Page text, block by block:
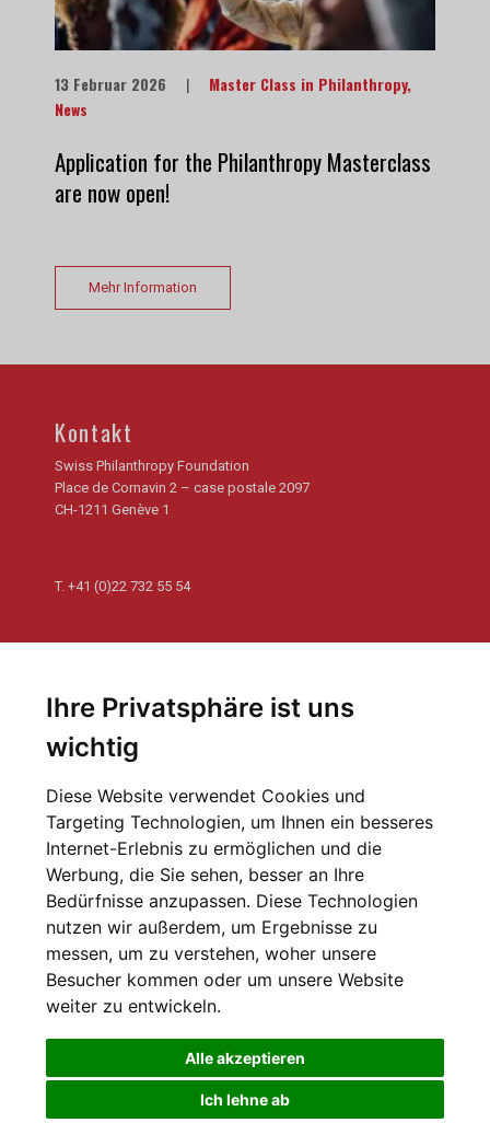
Ihre Privatsphäre ist uns
wichtig
Diese Website verwendet Cookies und
Targeting Technologien, um Ihnen ein besseres
Internet-Erlebnis zu ermöglichen und die
Werbung, die Sie sehen, besser an Ihre
Bedürfnisse anzupassen. Diese Technologien
nutzen wir außerdem, um Ergebnisse zu
messen, um zu verstehen, woher unsere
Besucher kommen oder um unsere Website
weiter zu entwickeln.
Alle akzeptieren
Ich lehne ab
13 Februar 2026 | Master Class in Philanthropy,
News
Application for the Philanthropy Masterclass
are now open!
Mehr Information
Kontakt
Swiss Philanthropy Foundation
Place de Cornavin 2 – case postale 2097
CH-1211 Genève 1
T. +41 (0)22 732 55 54
Abonnieren Sie unseren Newsletter und erhalten Sie die
letzten Nachrichten von der Welt der Philanthropie
Zur Anmeldung
Newsletter-Archiv
Datenschutzerklärung